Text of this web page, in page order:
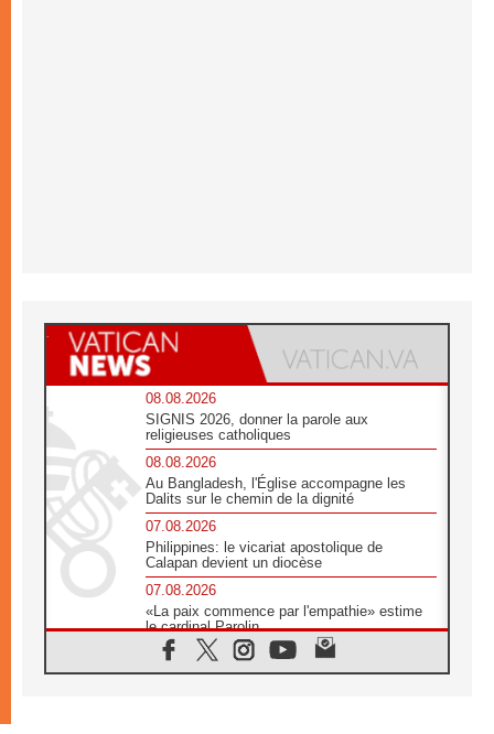
08.08.2026
SIGNIS 2026, donner la parole aux
religieuses catholiques
08.08.2026
Au Bangladesh, l'Église accompagne les
Dalits sur le chemin de la dignité
07.08.2026
Philippines: le vicariat apostolique de
Calapan devient un diocèse
07.08.2026
«La paix commence par l'empathie» estime
le cardinal Parolin
07.08.2026
En Colombie, «la paix ne s'achète pas avec